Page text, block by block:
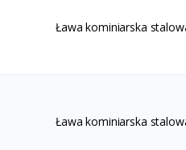
Ława kominiarska
Ława kominiarska